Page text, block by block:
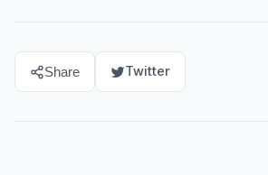
Share Twitter